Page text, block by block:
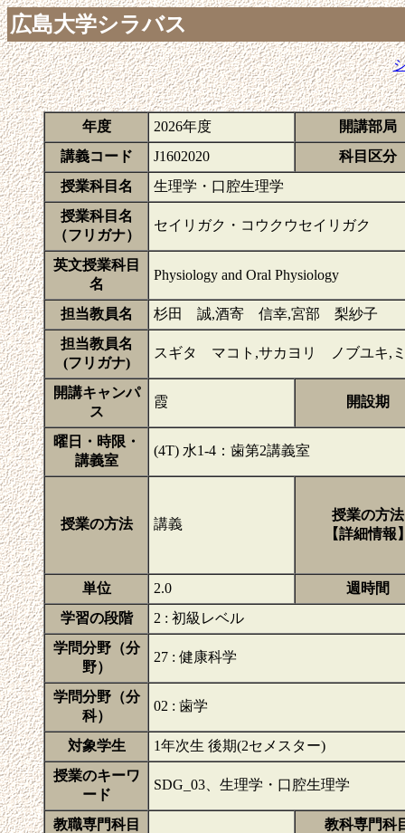
広島大学シラバス
年度 2026年度
開講部局
講義コード
J1602020
科目区分
授業科目名
生理学・口腔生理学
授業科目名
（フリガナ）
セイリガク・コウクウセイリガク
英文授業科目
名
Physiology and Oral Physiology
担当教員名
杉田 誠,酒寄 信幸,宮部 梨紗子
担当教員名
(フリガナ)
スギタ マコト,サカヨリ ノブユキ,
開講キャンパ
ス
霞 開設期
曜日・時限・
講義室
(4T) 水1-4：歯第2講義室
授業の方法 講義
授業の方法
【詳細情報
単位 2.0
週時間
学習の段階
2 : 初級レベル
学問分野（分
野）
27 : 健康科学
学問分野（分
科）
02 : 歯学
対象学生
1年次生 後期(2セメスター)
授業のキーワ
ード
SDG_03、生理学・口腔生理学
教職専門科目
教科専門科